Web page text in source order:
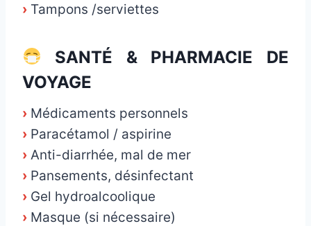
› Tampons /serviettes
SANTÉ & PHARMACIE DE
VOYAGE
› Médicaments personnels
› Paracétamol / aspirine
› Anti-diarrhée, mal de mer
› Pansements, désinfectant
› Gel hydroalcoolique
› Masque (si nécessaire)